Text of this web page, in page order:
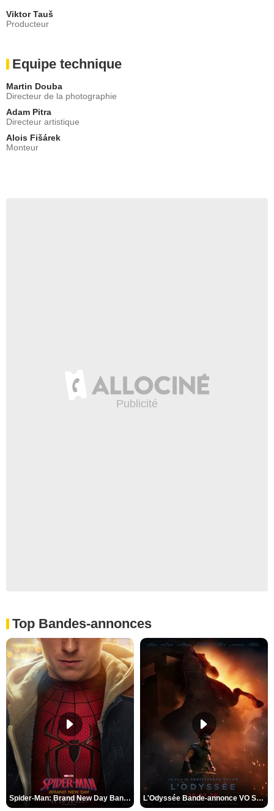
Viktor Tauš
Producteur
Equipe technique
Martin Douba
Directeur de la photographie
Adam Pitra
Directeur artistique
Alois Fišárek
Monteur
Top Bandes-annonces
Spider-Man: Brand New Day Bande-annonce VO STFR L'Odyssée Bande-annonce VO STFR